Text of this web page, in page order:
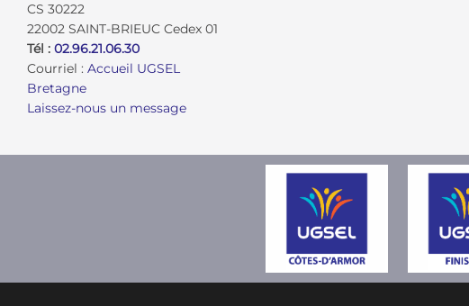
CS 30222
22002 SAINT-BRIEUC Cedex 01
Tél : 02.96.21.06.30
Courriel : Accueil UGSEL
Bretagne
Laissez-nous un message